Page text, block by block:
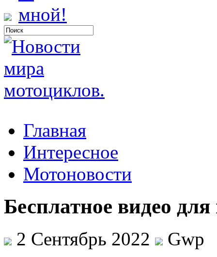
Главная
Интересное
Мотоновости
Бесплатное видео
2 Сентябрь 2022
Gwp